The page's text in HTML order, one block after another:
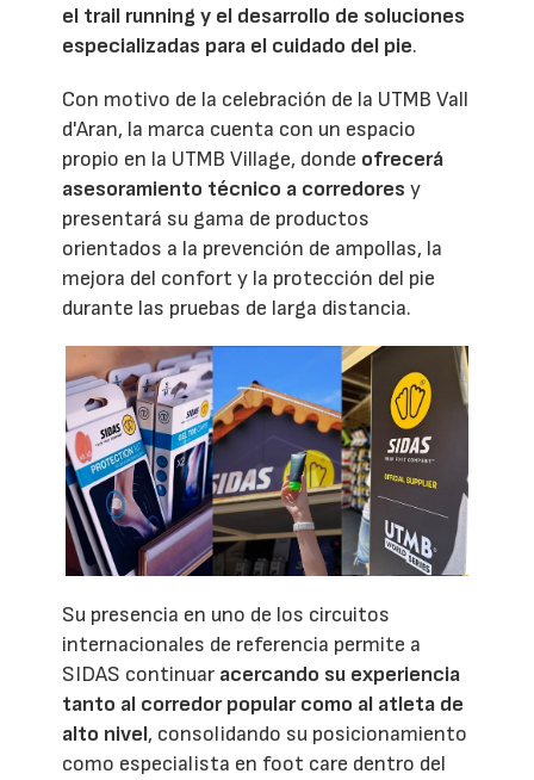
el trail running y el desarrollo de soluciones
especializadas para el cuidado del pie.
Con motivo de la celebración de la UTMB Vall
d'Aran, la marca cuenta con un espacio
propio en la UTMB Village, donde ofrecerá
asesoramiento técnico a corredores y
presentará su gama de productos
orientados a la prevención de ampollas, la
mejora del confort y la protección del pie
durante las pruebas de larga distancia.
Su presencia en uno de los circuitos
internacionales de referencia permite a
SIDAS continuar acercando su experiencia
tanto al corredor popular como al atleta de
alto nivel, consolidando su posicionamiento
como especialista en foot care dentro del